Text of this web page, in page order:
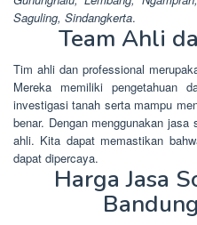
Saguling, Sindangkerta.
Team Ahli
Tim ahli dan professional
Mereka memiliki pengetahuan
investigasi tanah serta mampu
benar. Dengan menggunakan
ahli. Kita dapat memastikan
dapat dipercaya.
Harga Jasa